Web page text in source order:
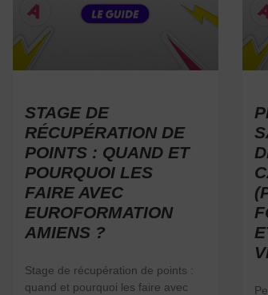
STAGE DE
RÉCUPÉRATION DE
POINTS : QUAND ET
POURQUOI LES
FAIRE AVEC
EUROFORMATION
AMIENS ?
Stage de récupération de points :
quand et pourquoi les faire avec